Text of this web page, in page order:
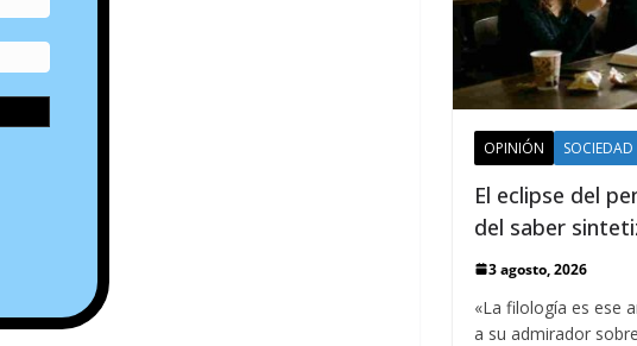
OPINIÓN SOCIEDAD
El eclipse del
del saber
3 agosto, 2026
«La filología es ese
a su admirador